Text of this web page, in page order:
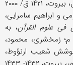
، به کوشش محمد‌‌ سعید بن بسیونی زغلول، بیروت، ۱۴۲۱ ق/ ۲۰۰۰
ابراهیم سامرایی،
فی علوم القرآن، به
شعیب ارنؤوط،